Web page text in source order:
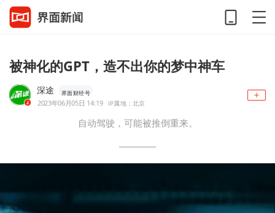
被神化的GPT，造不出你的梦中神车
深途 界面财经号
2023年06月05日 14:19 IP属地：北京
自动驾驶，可能被推倒重来。